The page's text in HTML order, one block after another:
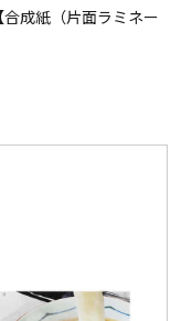
成紙（片面ラミネー